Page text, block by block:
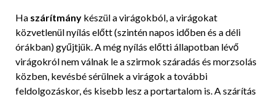
Ha szárítmány készül a virágokból, a virágokat
közvetlenül nyílás előtt (szintén napos időben és a déli
órákban) gyűjtjük. A még nyílás előtti állapotban lévő
virágokról nem válnak le a szirmok száradás és morzsolás
közben, kevésbé sérülnek a virágok a további
feldolgozáskor, és kisebb lesz a portartalom is. A szárítás